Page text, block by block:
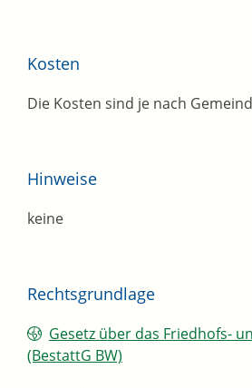
Kosten
Die Kosten sind je nach
Hinweise
keine
Rechtsgrundlage
Gesetz über das Friedhofs-
(BestattG BW)